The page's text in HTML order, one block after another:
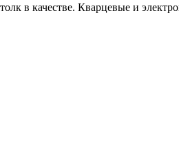
в качестве. Кварцевые и